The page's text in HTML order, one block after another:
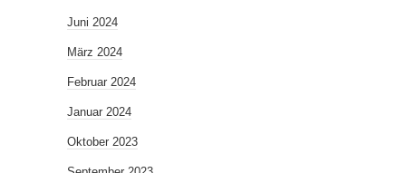
Juni 2024
März 2024
Februar 2024
Januar 2024
Oktober 2023